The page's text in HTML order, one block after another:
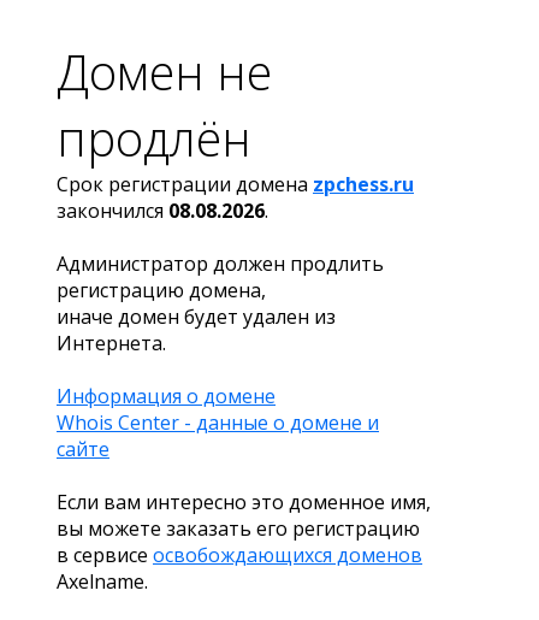
Домен не
продлён
Срок регистрации домена zpchess.ru
закончился 08.08.2026.
Администратор должен продлить
регистрацию домена,
иначе домен будет удален из
Интернета.
Информация о домене
Whois Center - данные о домене и
сайте
Если вам интересно это доменное имя,
вы можете заказать его регистрацию
в сервисе освобождающихся доменов
Axelname.